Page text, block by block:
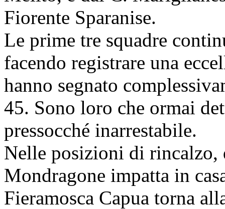
Fiorente Sparanise.
Le prime tre squadre
facendo registrare una
hanno segnato
45. Sono loro che ormai
pressocché inarrestabile.
Nelle posizioni di rincalzo,
Mondragone impatta in
Fieramosca Capua torna